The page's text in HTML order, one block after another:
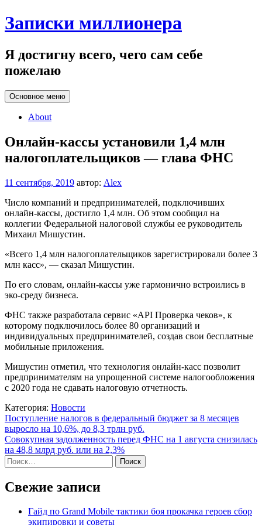
Перейти
к
Записки миллионера
Я достигну всего, чего сам себе
пожелаю
Основное меню
About
Онлайн-кассы установили 1,4 млн
налогоплательщиков — глава ФНС
11 сентября, 2019 автор: Alex
Число компаний и предпринимателей, подключивших
онлайн-кассы, достигло 1,4 млн. Об этом сообщил на
коллегии Федеральной налоговой службы ее руководитель
Михаил Мишустин.
«Всего 1,4 млн налогоплательщиков зарегистрировали более 3
млн касс», — сказал Мишустин.
По его словам, онлайн-кассы уже гармонично встроились в
эко-среду бизнеса.
ФНС также разработала сервис «API Проверка чеков», к
которому подключилось более 80 организаций и
индивидуальных предпринимателей, создав свои бесплатные
мобильные приложения.
Мишустин отметил, что технология онлайн-касс позволит
предпринимателям на упрощенной системе налогообложения
с 2020 года не сдавать налоговую отчетность.
Категория: Новости
Навигация
по
записям
Поступление налогов в федеральный бюджет за 8 месяцев
выросло на 10,6%, до 8,3 трлн руб.
Совокупная задолженность перед ФНС на 1 августа снизилась
на 48,8 млрд руб. или на 2,3%
Найти:
Свежие записи
Гайд по Grand Mobile тактики боя прокачка героев сбор
экипировки и советы